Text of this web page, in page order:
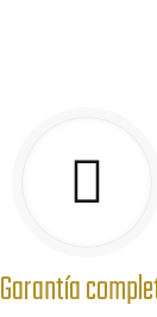
Garantía